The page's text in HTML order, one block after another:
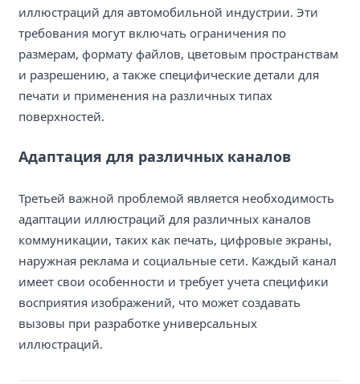
иллюстраций для автомобильной индустрии. Эти
требования могут включать ограничения по
размерам, формату файлов, цветовым пространствам
и разрешению, а также специфические детали для
печати и применения на различных типах
поверхностей.
Адаптация для различных каналов
Третьей важной проблемой является необходимость
адаптации иллюстраций для различных каналов
коммуникации, таких как печать, цифровые экраны,
наружная реклама и социальные сети. Каждый канал
имеет свои особенности и требует учета специфики
восприятия изображений, что может создавать
вызовы при разработке универсальных
иллюстраций.